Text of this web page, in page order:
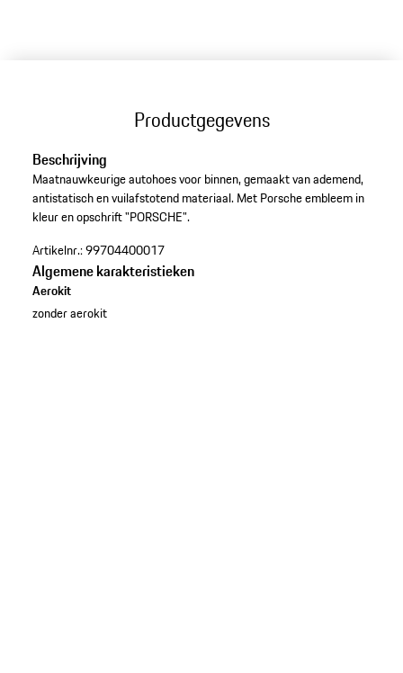
Productgegevens
Beschrijving
Maatnauwkeurige autohoes voor binnen, gemaakt van ademend,
antistatisch en vuilafstotend materiaal. Met Porsche embleem in
kleur en opschrift "PORSCHE".
Artikelnr.:99704400017
Algemene karakteristieken
Aerokit
zonder aerokit